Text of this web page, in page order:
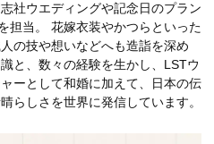
社ウエディングや記念日のプラン
担当。 花嫁衣装やかつらといった
の技や想いなどへも造詣を深め
と、数々の経験を生かし、LSTウ
ーとして和婚に加えて、日本の伝
らしさを世界に発信しています。